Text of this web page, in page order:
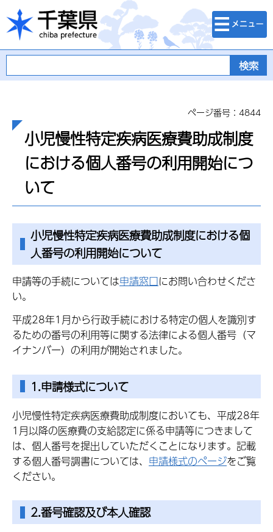
千葉県
検索・メニュ
ー
ページ番号：4844
小児慢性特定疾病医療費助成制度
における個人番号の利用開始につ
いて
小児慢性特定疾病医療費助成制度における個
人番号の利用開始について
申請等の手続については申請窓口にお問い合わせくださ
い。
平成28年1月から行政手続における特定の個人を識別す
るための番号の利用等に関する法律による個人番号（マ
イナンバー）の利用が開始されました。
1.申請様式について
小児慢性特定疾病医療費助成制度においても、平成28年
1月以降の医療費の支給認定に係る申請等につきまして
は、個人番号を提出していただくことになります。記載
する個人番号調書については、 申請様式のページをご覧
ください。
2.番号確認及び本人確認